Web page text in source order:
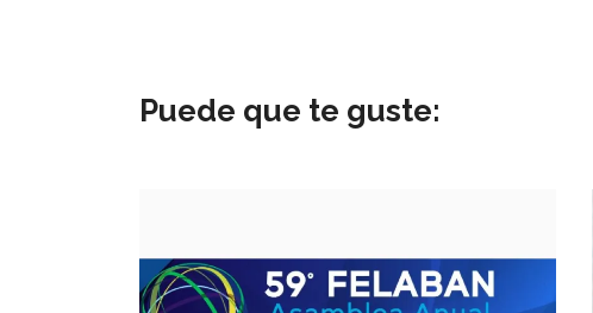
Puede que te guste: